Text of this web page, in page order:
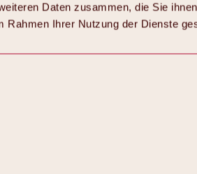
Daten zusammen, die Sie
Rahmen Ihrer Nutzung der Dienste